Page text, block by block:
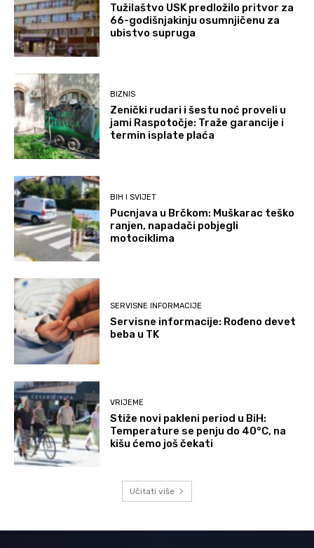
Tužilaštvo USK predložilo pritvor za
66-godišnjakinju osumnjičenu za
ubistvo supruga
BIZNIS
Zenički rudari i šestu noć proveli u
jami Raspotočje: Traže garancije i
termin isplate plaća
BIH I SVIJET
Pucnjava u Brčkom: Muškarac teško
ranjen, napadači pobjegli
motociklima
SERVISNE INFORMACIJE
Servisne informacije: Rođeno devet
beba u TK
VRIJEME
Stiže novi pakleni period u BiH:
Temperature se penju do 40°C, na
kišu ćemo još čekati
Učitati više